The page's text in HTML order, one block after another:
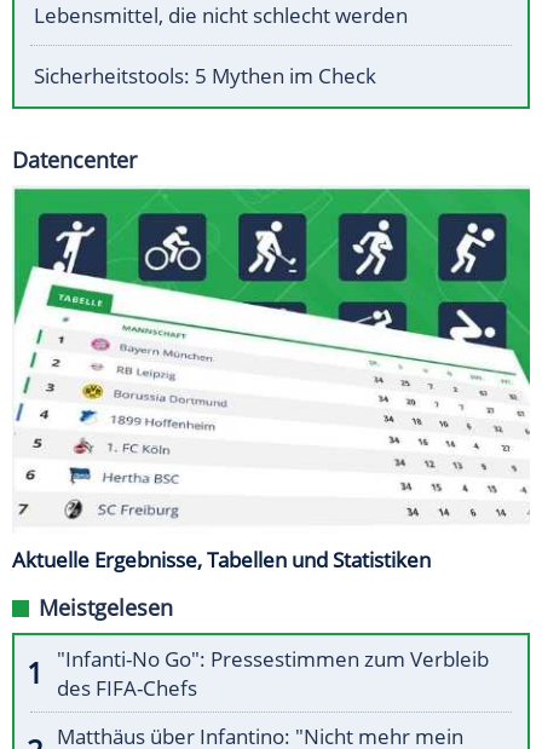
Lebensmittel, die nicht schlecht werden
Sicherheitstools: 5 Mythen im Check
Datencenter
Aktuelle Ergebnisse, Tabellen und Statistiken
Meistgelesen
"Infanti-No Go": Pressestimmen zum Verbleib
des FIFA-Chefs
Matthäus über Infantino: "Nicht mehr mein